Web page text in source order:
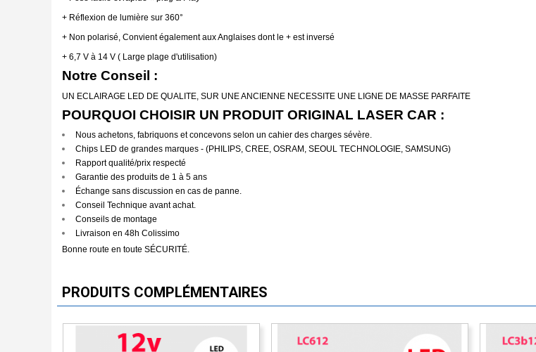
+ Réflexion de lumière sur 360°
+ Non polarisé, Convient également aux Anglaises dont le + est inversé
+ 6,7 V à 14 V ( Large plage d'utilisation)
Notre Conseil :
UN ECLAIRAGE LED DE QUALITE, SUR UNE ANCIENNE NECESSITE UNE LIGNE DE MASSE PARFAITE
POURQUOI CHOISIR UN PRODUIT ORIGINAL LASER CAR :
Nous achetons, fabriquons et concevons selon un cahier des charges sévère.
Chips LED de grandes marques - (PHILIPS, CREE, OSRAM, SEOUL TECHNOLOGIE, SAMSUNG)
Rapport qualité/prix respecté
Garantie des produits de 1 à 5 ans
Échange sans discussion en cas de panne.
Conseil Technique avant achat.
Conseils de montage
Livraison en 48h Colissimo
Bonne route en toute SÉCURITÉ.
PRODUITS COMPLÉMENTAIRES